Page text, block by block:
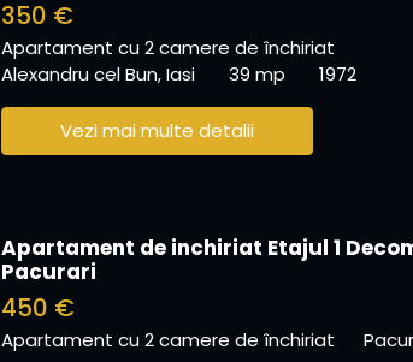
350 €
Apartament cu 2 camere de închiriat
Alexandru cel Bun, Iasi
39 mp 1972
Vezi mai multe detalii
Apartament de inchiriat Etajul 1
Pacurari
450 €
Apartament cu 2 camere de închiriat